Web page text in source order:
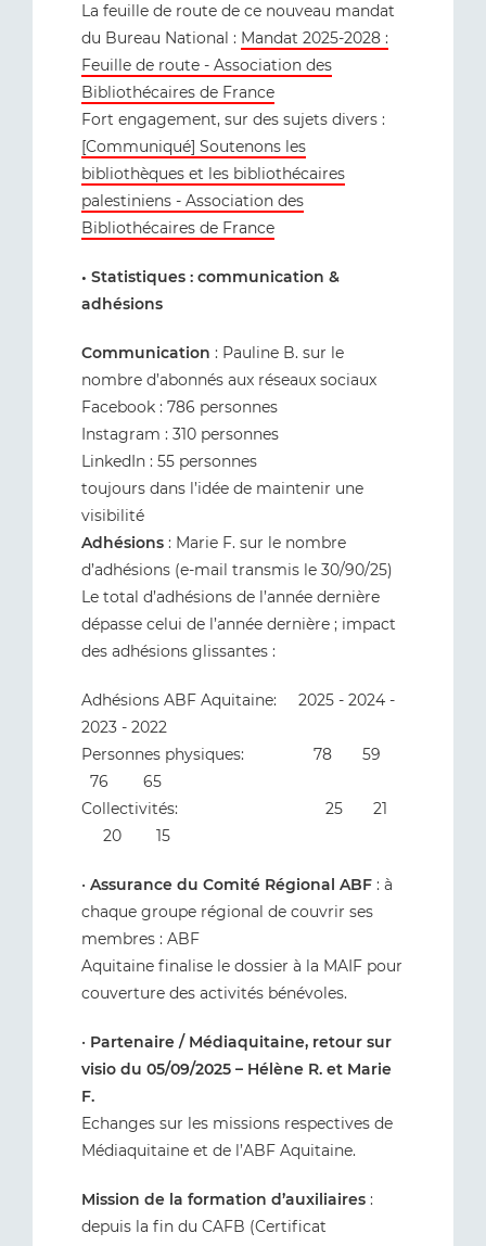
La feuille de route de ce nouveau mandat
du Bureau National : Mandat 2025-2028 :
Feuille de route - Association des
Bibliothécaires de France
Fort engagement, sur des sujets divers :
[Communiqué] Soutenons les
bibliothèques et les bibliothécaires
palestiniens - Association des
Bibliothécaires de France
• Statistiques : communication &
adhésions
Communication : Pauline B. sur le
nombre d’abonnés aux réseaux sociaux
Facebook : 786 personnes
Instagram : 310 personnes
LinkedIn : 55 personnes
toujours dans l’idée de maintenir une
visibilité
Adhésions : Marie F. sur le nombre
d’adhésions (e-mail transmis le 30/90/25)
Le total d’adhésions de l’année dernière
dépasse celui de l’année dernière ; impact
des adhésions glissantes :
Adhésions ABF Aquitaine: 2025 - 2024 -
2023 - 2022
Personnes physiques: 78 59
76 65
Collectivités: 25 21
20 15
• Assurance du Comité Régional ABF : à
chaque groupe régional de couvrir ses
membres : ABF
Aquitaine finalise le dossier à la MAIF pour
couverture des activités bénévoles.
• Partenaire / Médiaquitaine, retour sur
visio du 05/09/2025 – Hélène R. et Marie
F.
Echanges sur les missions respectives de
Médiaquitaine et de l’ABF Aquitaine.
Mission de la formation d’auxiliaires :
depuis la fin du CAFB (Certificat